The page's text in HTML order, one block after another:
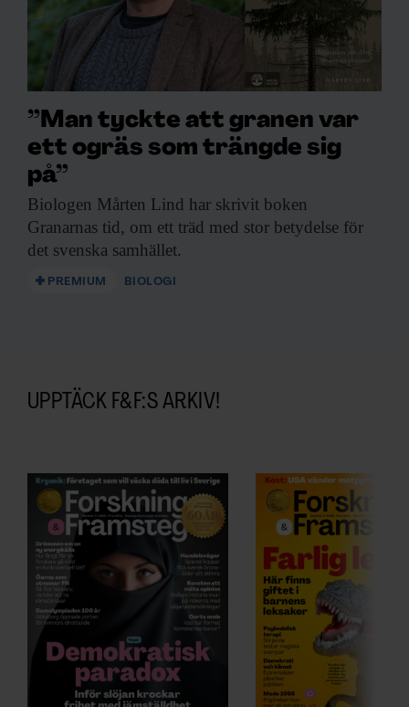
”Man tyckte att granen var
ett ogräs som trängde sig
på”
Biologen Mårten Lind har skrivit boken
Granarnas tid, om ett träd med stor betydelse för
det svenska samhället.
PREMIUM BIOLOGI
UPPTÄCK F&F:S ARKIV!